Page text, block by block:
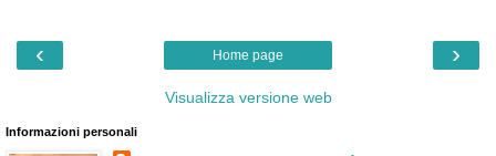
‹ ›
Home page
Visualizza versione web
Informazioni personali